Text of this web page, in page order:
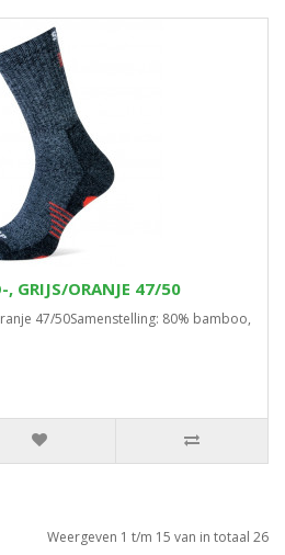
, GRIJS/ORANJE 47/50
47/50Samenstelling: 80% bamboo,
Weergeven 1 t/m 15 van in totaal 26